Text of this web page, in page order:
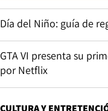
Día del Niño: guía de
GTA VI presenta su
por Netflix
CULTURA Y